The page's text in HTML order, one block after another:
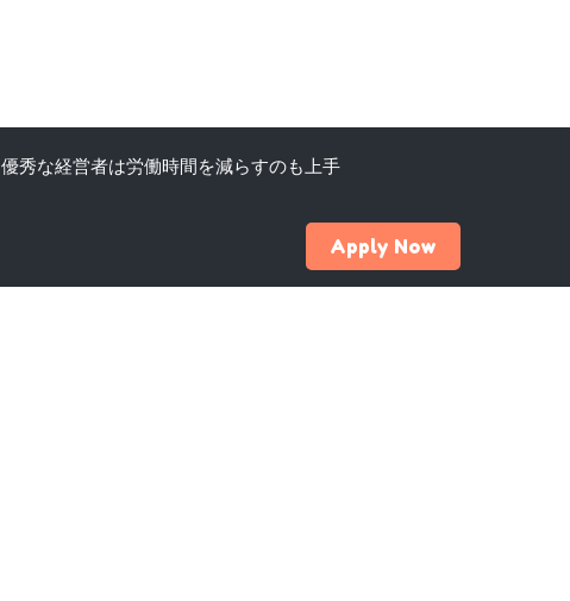
優秀な経営者は労働時間を減らすのも上手
Apply Now